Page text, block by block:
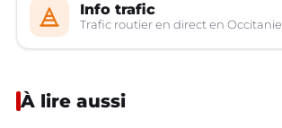
Info trafic
Trafic routier en direct en Occitanie
À lire aussi